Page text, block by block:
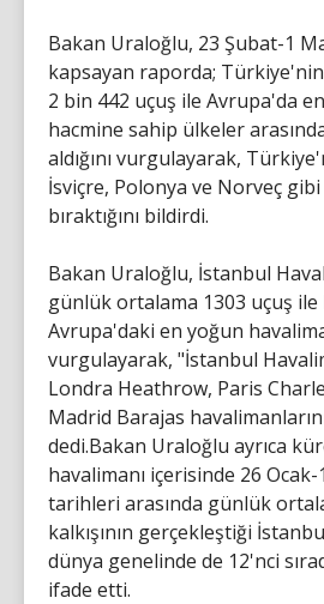
Bakan Uraloğlu, 23 Şubat-1
kapsayan raporda;
2 bin 442 uçuş ile Avrupa'da
hacmine sahip ülkeler
aldığını vurgulayarak,
İsviçre, Polonya ve Norveç
bıraktığını bildirdi.
Bakan Uraloğlu, İstanbul
günlük ortalama 1303 uçuş ile
Avrupa'daki en yoğun
vurgulayarak, "İstanbul
Londra Heathrow, Paris
Madrid Barajas
dedi.Bakan Uraloğlu ayrıca
havalimanı içerisinde 26
tarihleri arasında günlük
kalkışının gerçekleştiği
dünya genelinde de 12'nci
ifade etti.